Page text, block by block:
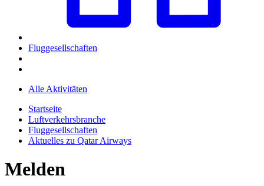
Fluggesellschaften
Alle Aktivitäten
Startseite
Luftverkehrsbranche
Fluggesellschaften
Aktuelles zu Qatar Airways
Melden